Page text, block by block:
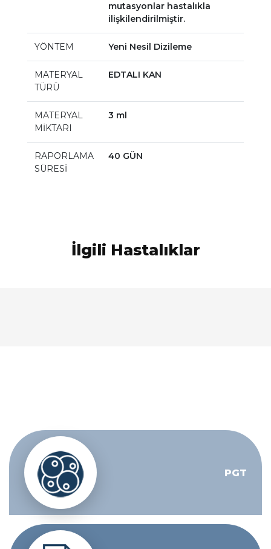
mutasyonlar hastalıkla
ilişkilendirilmiştir.
YÖNTEM Yeni Nesil Dizileme
MATERYAL
TÜRÜ
EDTALI KAN
MATERYAL
MİKTARI
3 ml
RAPORLAMA
SÜRESİ
40 GÜN
İlgili Hastalıklar
PGT